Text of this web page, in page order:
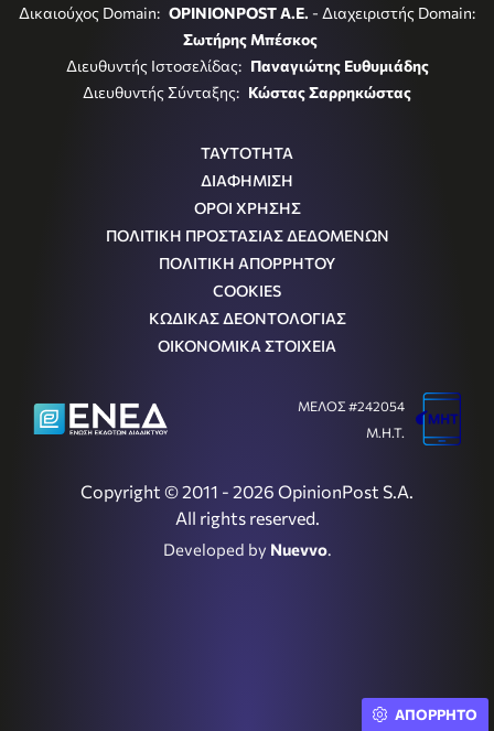
Δικαιούχος Domain: OPINIONPOST A.E. - Διαχειριστής Domain:
Σωτήρης Μπέσκος
Διευθυντής Ιστοσελίδας: Παναγιώτης Ευθυμιάδης
Διευθυντής Σύνταξης: Κώστας Σαρρηκώστας
ΤΑΥΤΟΤΗΤΑ
ΔΙΑΦΗΜΙΣΗ
ΟΡΟΙ ΧΡΗΣΗΣ
ΠΟΛΙΤΙΚΗ ΠΡΟΣΤΑΣΙΑΣ ΔΕΔΟΜΕΝΩΝ
ΠΟΛΙΤΙΚΗ ΑΠΟΡΡΗΤΟΥ
COOKIES
ΚΩΔΙΚΑΣ ΔΕΟΝΤΟΛΟΓΙΑΣ
ΟΙΚΟΝΟΜΙΚΑ ΣΤΟΙΧΕΙΑ
Copyright © 2011 - 2026 OpinionPost S.A.
All rights reserved.
Developed by Nuevvo.
ΜΕΛΟΣ #242054
Μ.Η.Τ.
ΑΠΟΡΡΗΤΟ